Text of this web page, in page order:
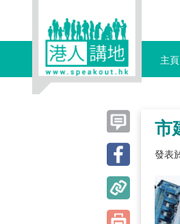
主頁
市
發表